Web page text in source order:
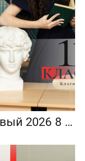
Пример Альбома Базовый 2026 8 разворотов